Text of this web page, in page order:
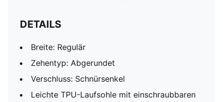
DETAILS
Breite: Regulär
Zehentyp: Abgerundet
Verschluss: Schnürsenkel
Leichte TPU-Laufsohle mit einschraubbaren